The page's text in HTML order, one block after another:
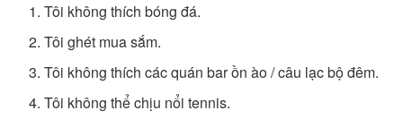
Tôi không thích bóng đá.
Tôi ghét mua sắm.
Tôi không thích các quán bar ồn ào / câu lạc bộ đêm.
Tôi không thể chịu nổi tennis.